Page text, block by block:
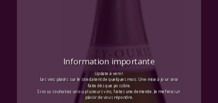
Information importante
Update à venir.
Les vins placés sur le site datent de quelques mois. Une mise à jour sera
faite dès que possible.
Si vous souhaitez un ou plusieurs vins, faites une demande. Je me ferai un
plaisir de vous répondre.